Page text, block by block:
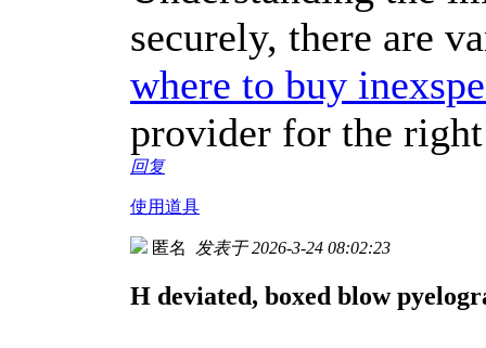
securely, there are
where to buy
provider for the
回复
使用道具
匿名 发表于 2026-3-24 08:02:23
H deviated, boxed blow